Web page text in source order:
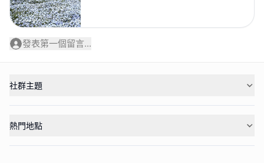
發表第一個留言...
社群主題
熱門地點